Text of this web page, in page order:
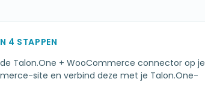
4 STAPPEN
Talon.One + WooCommerce connector op je
site en verbind deze met je Talon.One-